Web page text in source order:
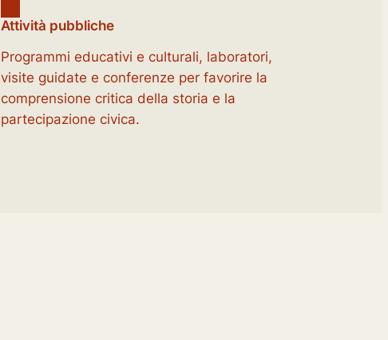
Attività pubbliche
Programmi educativi e culturali, laboratori,
visite guidate e conferenze per favorire la
comprensione critica della storia e la
partecipazione civica.